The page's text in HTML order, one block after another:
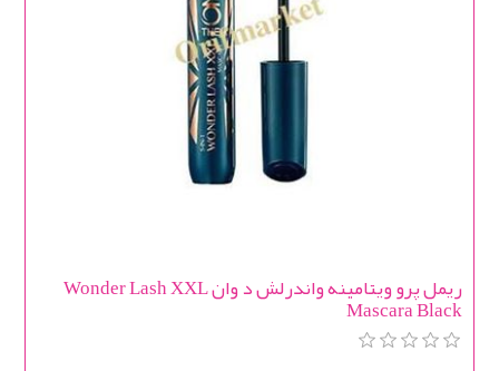
ریمل پرو ویتامینه واندرلش د وان Wonder Lash XXL
Mascara Black